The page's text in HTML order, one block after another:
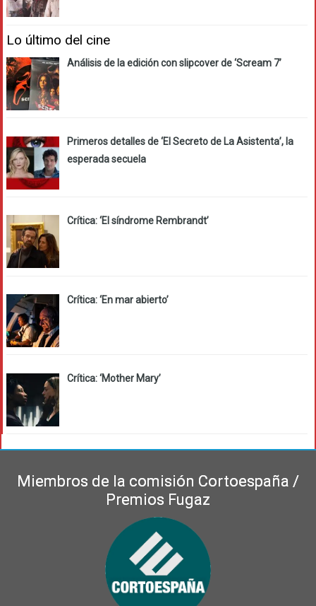
Lo último del cine
Análisis de la edición con slipcover de ‘Scream 7’
Primeros detalles de ‘El Secreto de La Asistenta’, la
esperada secuela
Crítica: ‘El síndrome Rembrandt’
Crítica: ‘En mar abierto’
Crítica: ‘Mother Mary’
Miembros de la comisión Cortoespaña /
Premios Fugaz